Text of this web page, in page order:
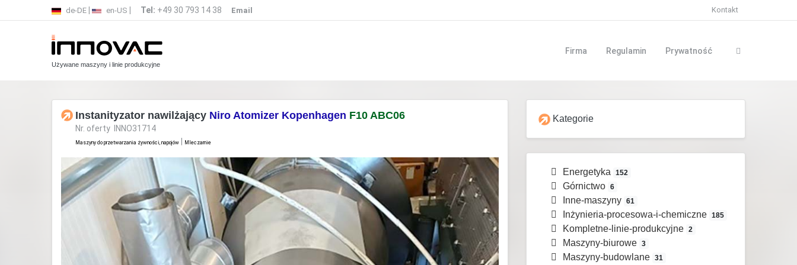
de-DE en-US Tel: +49 30 793 14 38 Email Kontakt
Używane maszyny i linie produkcyjne
Firma Regulamin Prywatność
Instanityzator nawilżający Niro Atomizer Kopenhagen F10 ABC06
Nr. oferty INNO31714
Maszyny do przetwarzania żywności, napojów Mleczarnie
Kategorie
Energetyka 152
Górnictwo 6
Inne-maszyny 61
Inżynieria-procesowa-i-chemiczne 185
Kompletne-linie-produkcyjne 2
Maszyny-biurowe 3
Maszyny-budowlane 31